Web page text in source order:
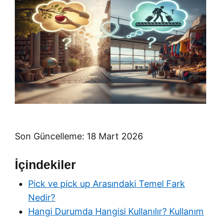
Son Güncelleme: 18 Mart 2026
İçindekiler
Pick ve pick up Arasındaki Temel Fark
Nedir?
Hangi Durumda Hangisi Kullanılır? Kullanım